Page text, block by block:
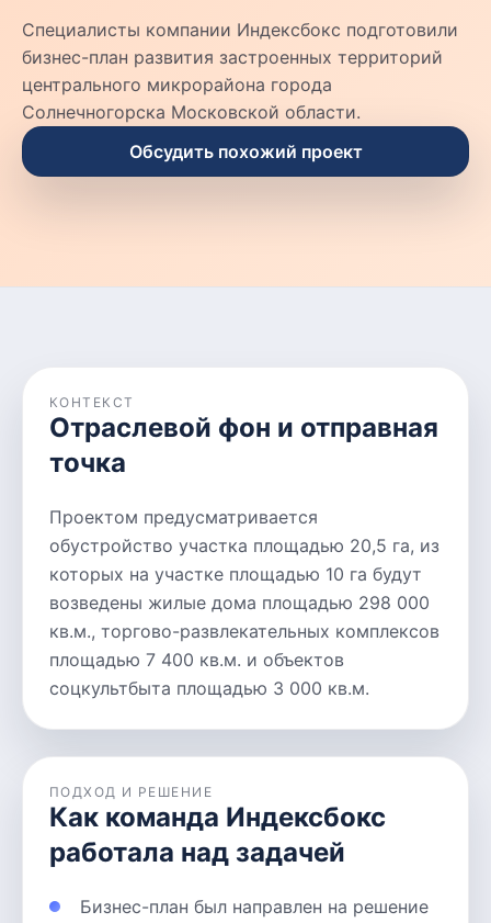
Специалисты компании Индексбокс подготовили
бизнес-план развития застроенных территорий
центрального микрорайона города
Солнечногорска Московской области.
Обсудить похожий проект
КОНТЕКСТ
Отраслевой фон и отправная
точка
Проектом предусматривается
обустройство участка площадью 20,5 га, из
которых на участке площадью 10 га будут
возведены жилые дома площадью 298 000
кв.м., торгово-развлекательных комплексов
площадью 7 400 кв.м. и объектов
соцкультбыта площадью 3 000 кв.м.
ПОДХОД И РЕШЕНИЕ
Как команда Индексбокс
работала над задачей
Бизнес-план был направлен на решение